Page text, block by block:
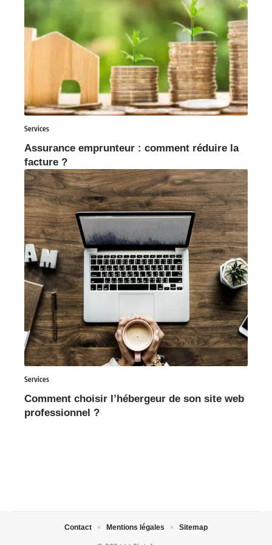
Services
Assurance emprunteur : comment réduire la
facture ?
Services
Comment choisir l’hébergeur de son site web
professionnel ?
Contact Mentions légales Sitemap